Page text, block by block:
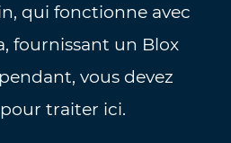
qui fonctionne avec
fournissant un Blox
vous devez
traiter ici.